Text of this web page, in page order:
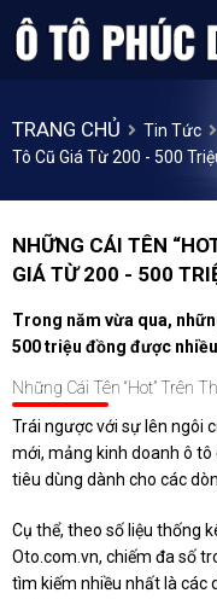
TRANG CHỦ Tin Tức
Tô Cũ Giá Từ 200 - 500
NHỮNG CÁI TÊN
GIÁ TỪ 200 - 500
Trong năm vừa qua,
500 triệu đồng được
Những Cái Tên “hot” Trên
Trái ngược với sự lên ngôi
mới, mảng kinh doanh ô
tiêu dùng dành cho các
Cụ thể, theo số liệu thống
Oto.com.vn, chiếm đa số
tìm kiếm nhiều nhất là các